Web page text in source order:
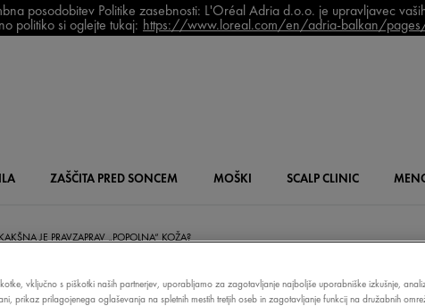
posodobitev Politike zasebnosti: L'Oréal Adria d.o.o. je upravljavec
politiko si oglejte tukaj: https://www.loreal.com/en/adria-balkan/
ZAŠČITA PRED SONCEM MOŠKI SCALPCLINIC
KAKŠNA JE PRAVZAPRAV „POPOLNA“ KOŽA?
vključno s piškotki naših partnerjev, uporabljamo za zagotavljanje najboljše uporabniške izkušnje,
prikaz prilagojenega oglaševanja na spletnih mestih tretjih oseb in zagotavljanje funkcij na družabnih